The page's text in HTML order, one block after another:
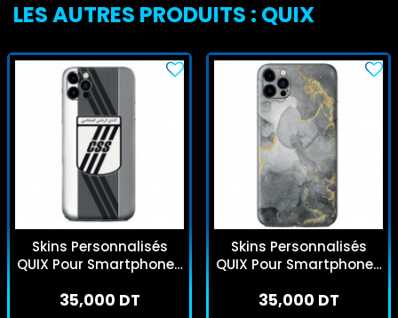
LES AUTRES PRODUITS : QUIX
Skins Personnalisés
QUIX Pour Smartphones
35,000 DT
Skins Personnalisés
QUIX Pour Smartphones
35,000 DT